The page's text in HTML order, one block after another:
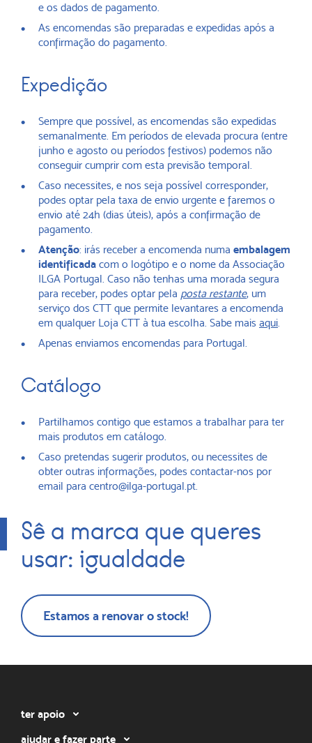
e os dados de pagamento.
As encomendas são preparadas e expedidas após a
confirmação do pagamento.
Expedição
Sempre que possível, as encomendas são expedidas
semanalmente. Em períodos de elevada procura (entre
junho e agosto ou períodos festivos) podemos não
conseguir cumprir com esta previsão temporal.
Caso necessites, e nos seja possível corresponder,
podes optar pela taxa de envio urgente e faremos o
envio até 24h (dias úteis), após a confirmação de
pagamento.
Atenção: irás receber a encomenda numa embalagem
identificada com o logótipo e o nome da Associação
ILGA Portugal. Caso não tenhas uma morada segura
para receber, podes optar pela posta restante, um
serviço dos CTT que permite levantares a encomenda
em qualquer Loja CTT à tua escolha. Sabe mais aqui.
Apenas enviamos encomendas para Portugal.
Catálogo
Partilhamos contigo que estamos a trabalhar para ter
mais produtos em catálogo.
Caso pretendas sugerir produtos, ou necessites de
obter outras informações, podes contactar-nos por
email para centro@ilga-portugal.pt.
Sê a marca que queres
usar: igualdade
Estamos a renovar o stock!
ter apoio
ajudar e fazer parte